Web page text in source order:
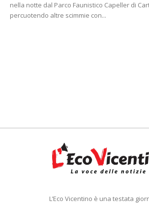
nella notte dal Parco Faunistico Capeller di
percuotendo altre scimmie con...
L’Eco Vicentino è una testata